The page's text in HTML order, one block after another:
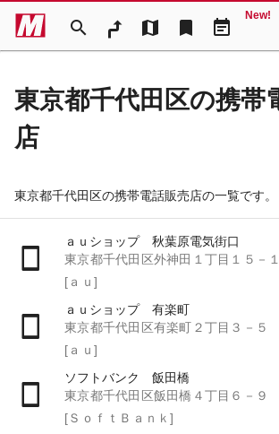
search map bookmark event_note
New!
東京都千代田区の携帯
店
東京都千代田区の携帯電話販売店の一覧です。
ａｕショップ 秋葉原電気街口
東京都千代田区外神田１丁目１５－１
[ａｕ]
ａｕショップ 有楽町
東京都千代田区有楽町２丁目３－５
[ａｕ]
ソフトバンク 飯田橋
東京都千代田区飯田橋４丁目６－９
[ＳｏｆｔＢａｎｋ]